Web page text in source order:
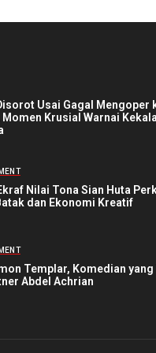
Usai Gagal Mengoper
Momen Krusial Warnai
Nilai Tona Sian Huta
dan Ekonomi Kreatif
Templar, Komedian yang
Abdel Achrian